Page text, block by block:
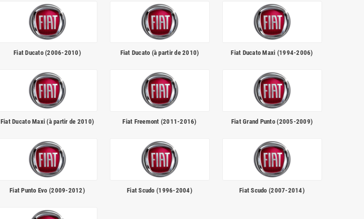
Fiat Ducato (2006-2010) Fiat Ducato (à partir de 2010) Fiat Ducato Maxi (1994-2006)
Fiat Ducato Maxi (à partir de 2010) Fiat Freemont (2011-2016) Fiat Grand Punto (2005-2009)
Fiat Punto Evo (2009-2012) Fiat Scudo (1996-2004) Fiat Scudo (2007-2014)